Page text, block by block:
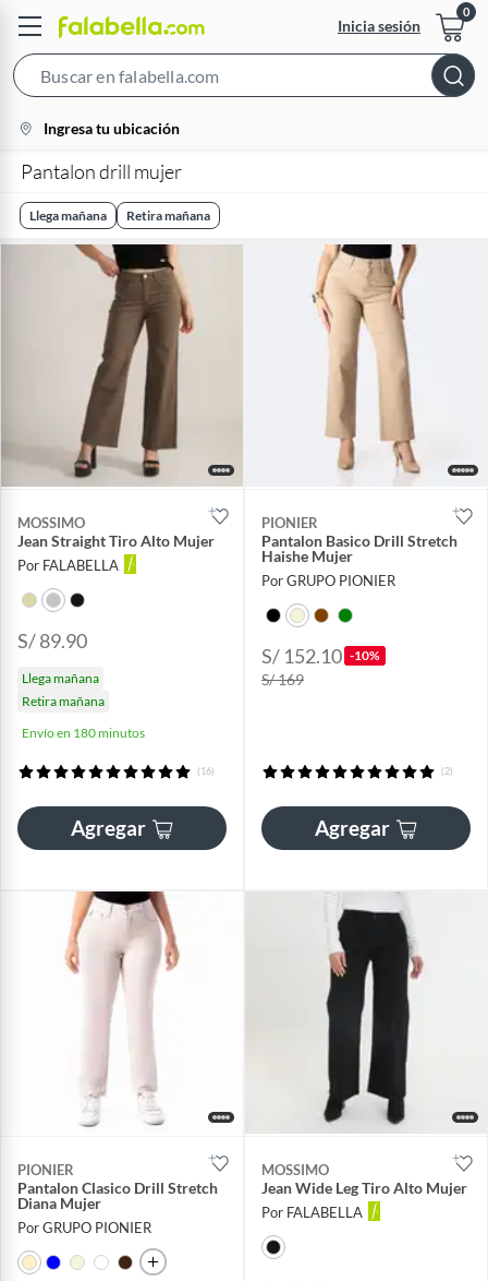
Inicia sesión
Bar
location-
icon
Ingresa tu ubicación
Pantalon drill mujer
Llega mañana Retira mañana
MOSSIMO
Jean Straight Tiro Alto Mujer
Por FALABELLA
S/ 89.90
Llega mañana
Retira mañana
Envío en 180 minutos
(16)
Agregar
PIONIER
Pantalon Basico Drill Stretch
Haishe Mujer
Por GRUPO PIONIER
S/ 152.10 -10%
S/ 169
(2)
Agregar
PIONIER
Pantalon Clasico Drill Stretch
Diana Mujer
Por GRUPO PIONIER
MOSSIMO
Jean Wide Leg Tiro Alto Mujer
Por FALABELLA